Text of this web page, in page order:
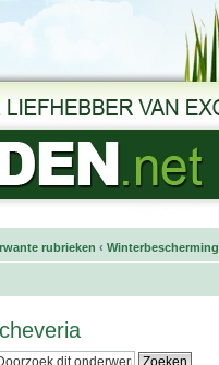
rubrieken ‹ Winterbescherming